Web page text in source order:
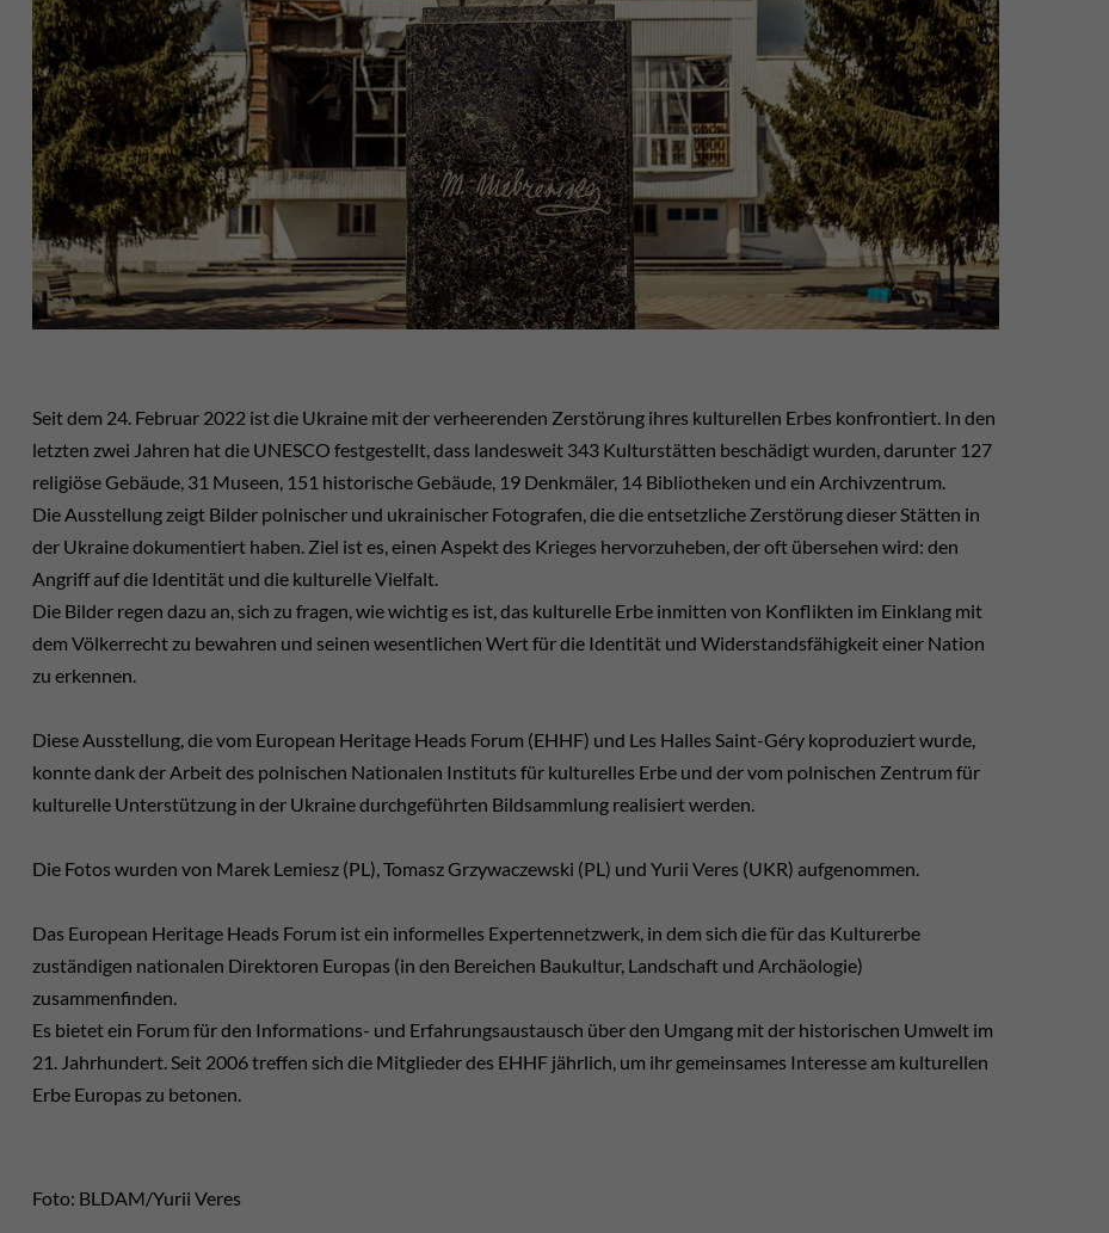
Seit dem 24. Februar 2022 ist die Ukraine mit der verheerenden Zerstörung ihres kulturellen Erbes konfrontiert. In den
letzten zwei Jahren hat die UNESCO festgestellt, dass landesweit 343 Kulturstätten beschädigt wurden, darunter 127
religiöse Gebäude, 31 Museen, 151 historische Gebäude, 19 Denkmäler, 14 Bibliotheken und ein Archivzentrum.
Die Ausstellung zeigt Bilder polnischer und ukrainischer Fotografen, die die entsetzliche Zerstörung dieser Stätten in
der Ukraine dokumentiert haben. Ziel ist es, einen Aspekt des Krieges hervorzuheben, der oft übersehen wird: den
Angriff auf die Identität und die kulturelle Vielfalt.
Die Bilder regen dazu an, sich zu fragen, wie wichtig es ist, das kulturelle Erbe inmitten von Konflikten im Einklang mit
dem Völkerrecht zu bewahren und seinen wesentlichen Wert für die Identität und Widerstandsfähigkeit einer Nation
zu erkennen.
Diese Ausstellung, die vom European Heritage Heads Forum (EHHF) und Les Halles Saint-Géry koproduziert wurde,
konnte dank der Arbeit des polnischen Nationalen Instituts für kulturelles Erbe und der vom polnischen Zentrum für
kulturelle Unterstützung in der Ukraine durchgeführten Bildsammlung realisiert werden.
Die Fotos wurden von Marek Lemiesz (PL), Tomasz Grzywaczewski (PL) und Yurii Veres (UKR) aufgenommen.
Das European Heritage Heads Forum ist ein informelles Expertennetzwerk, in dem sich die für das Kulturerbe
zuständigen nationalen Direktoren Europas (in den Bereichen Baukultur, Landschaft und Archäologie)
zusammenfinden.
Es bietet ein Forum für den Informations- und Erfahrungsaustausch über den Umgang mit der historischen Umwelt im
21. Jahrhundert. Seit 2006 treffen sich die Mitglieder des EHHF jährlich, um ihr gemeinsames Interesse am kulturellen
Erbe Europas zu betonen.
Foto: BLDAM/Yurii Veres